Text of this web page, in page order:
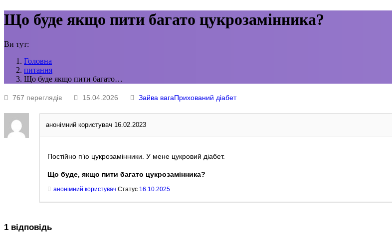
Що буде якщо пити багато цукрозамінника?
Ви тут:
Головна
питання
Що буде якщо пити багато…
767 переглядів 15.04.2026 Зайва вагаПрихований діабет
анонімний користувач 16.02.2023
Постійно п’ю цукрозамінники. У мене цукровий діабет.
Що буде, якщо пити багато цукрозамінника?
анонімний користувач Статус 16.10.2025
1 відповідь